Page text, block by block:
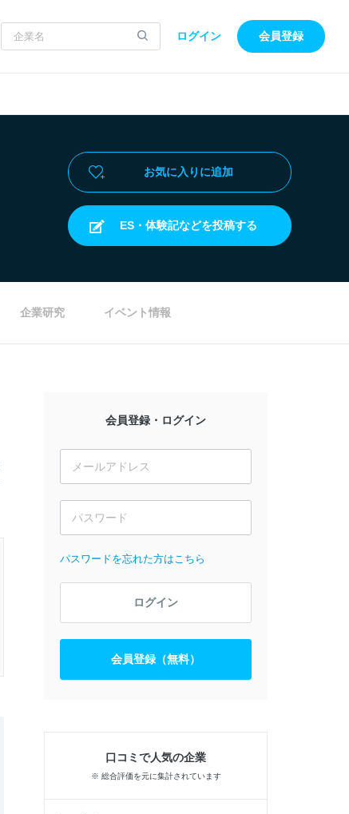
ログイン 会員登録
お気に入りに追加
ES・体験記などを投稿する
企業研究 イベント情報
会員登録・ログイン
パスワードを忘れた方はこちら
ログイン
会員登録（無料）
口コミで人気の企業
※ 総合評価を元に集計されています